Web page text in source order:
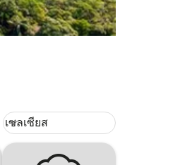
Weather unit option เซลเซียส
เซลเซียส
keyboard_arrow_down